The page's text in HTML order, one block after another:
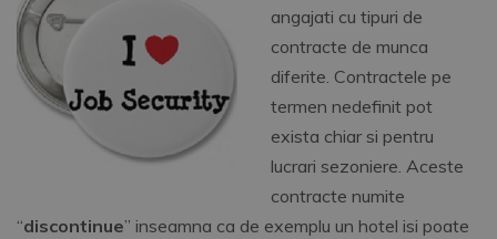
angajati cu tipuri de
contracte de munca
diferite. Contractele pe
termen nedefinit pot
exista chiar si pentru
lucrari sezoniere. Aceste
contracte numite
“discontinue” inseamna ca de exemplu un hotel isi poate